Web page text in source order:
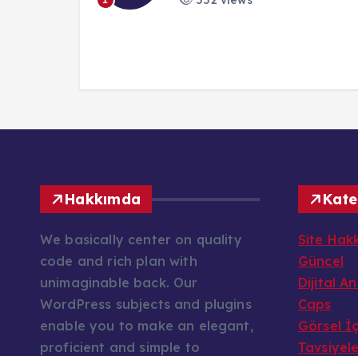
Hakkımda
We basically center on quality
code and rich plan with
unimaginable back. Our
WordPress subjects and plugins
enable you to make an elegant,
proficient and simple to
Site
Güncel
Dijital
Caps
Görsel